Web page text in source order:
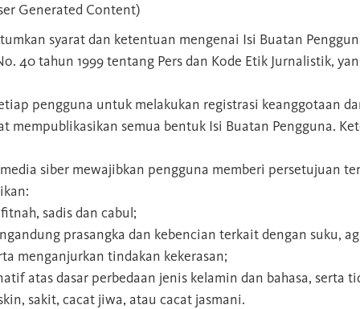
Generated Content)
syarat dan ketentuan mengenai Isi Buatan
40 tahun 1999 tentang Pers dan Kode Etik Jurnalistik,
pengguna untuk melakukan registrasi keanggotaan
mempublikasikan semua bentuk Isi Buatan Pengguna.
siber mewajibkan pengguna memberi persetujuan
sadis dan cabul;
prasangka dan kebencian terkait dengan suku,
menganjurkan tindakan kekerasan;
atas dasar perbedaan jenis kelamin dan bahasa, serta
sakit, cacat jiwa, atau cacat jasmani.